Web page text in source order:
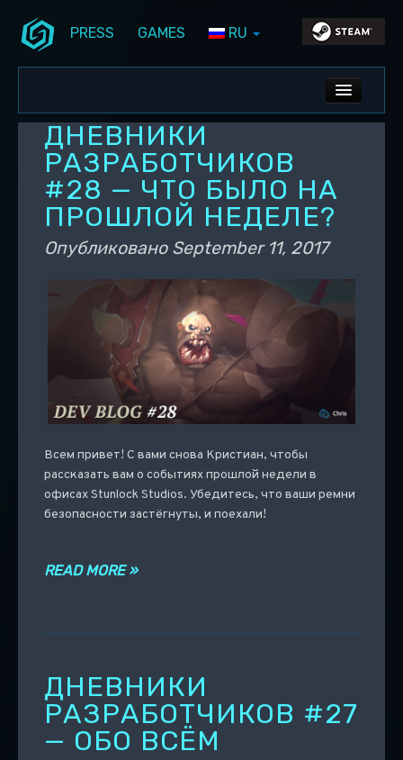
PRESS GAMES RU
ALL NEWS
DEV BLOG
PC UPDATES
PS5 UPDATES
ДНЕВНИКИ
РАЗРАБОТЧИКОВ
#28 — ЧТО БЫЛО НА
ПРОШЛОЙ НЕДЕЛЕ?
Опубликовано September 11, 2017
Всем привет! С вами снова Кристиан, чтобы
рассказать вам о событиях прошлой недели в
офисах Stunlock Studios. Убедитесь, что ваши ремни
безопасности застёгнуты, и поехали!
READ MORE »
ДНЕВНИКИ
РАЗРАБОТЧИКОВ #27
— ОБО ВСЁМ